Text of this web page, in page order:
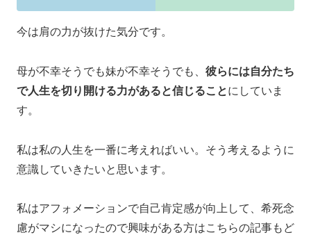
今は肩の力が抜けた気分です。
母が不幸そうでも妹が不幸そうでも、 彼らには自分たち
で人生を切り開ける力があると信じることにしていま
す。
私は私の人生を一番に考えればいい。そう考えるように
意識していきたいと思います。
私はアフォメーションで自己肯定感が向上して、希死念
慮がマシになったので興味がある方はこちらの記事もど